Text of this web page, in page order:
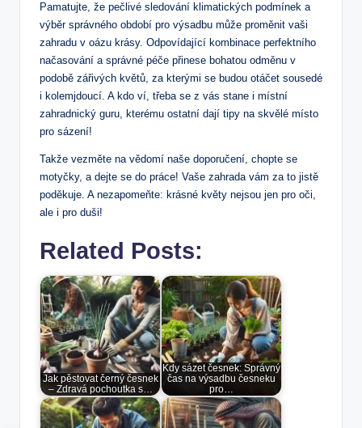
Pamatujte, že‌ pečlivé sledování klimatických podmínek a
výběr správného ‍období pro výsadbu může proměnit vaši
zahradu v oázu krásy. ⁢Odpovídající kombinace perfektního
načasování a⁤ správné péče přinese bohatou odměnu v
podobě‍ zářivých květů, za kterými se budou otáčet sousedé
i kolemjdoucí. A kdo ví, třeba se z vás stane i místní
zahradnický guru, kterému ostatní dají‍ tipy na skvělé místo
‌pro sázení!
Takže vezměte na vědomí naše‍ doporučení, chopte se⁤
motyčky, a dejte se do práce! Vaše zahrada vám⁣ za to jistě
poděkuje. ​A nezapomeňte: krásné květy nejsou jen pro oči,
ale i pro duši!
Related Posts:
Jak pěstovat černý česnek
– Zdravá pochoutka s…
Kdy sázet česnek: Správný
čas na výsadbu česneku
pro…